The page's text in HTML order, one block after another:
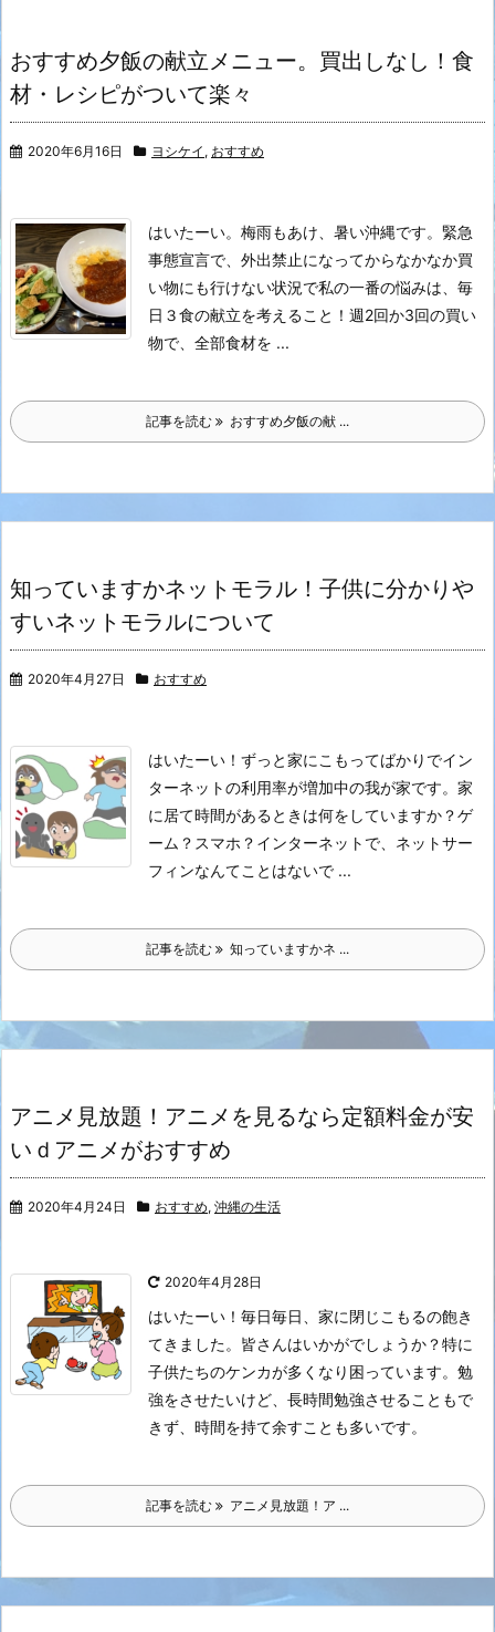
おすすめ夕飯の献立メニュー。買出しなし！食
材・レシピがついて楽々
2020年6月16日 ヨシケイ , おすすめ
はいたーい。 梅雨もあけ、暑い沖縄です。 緊急
事態宣言で、外出禁止になってからなかなか買
い物にも行けない状況で私の一番の悩みは、毎
日３食の献立を考えること！ 週2回か3回の買い
物で、全部食材を ...
記事を読む おすすめ夕飯の献 ...
知っていますかネットモラル！子供に分かりや
すいネットモラルについて
2020年4月27日 おすすめ
はいたーい！ ずっと家にこもってばかりでイン
ターネットの利用率が増加中の我が家です。 家
に居て時間があるときは何をしていますか？ゲ
ーム？スマホ？インターネットで、ネットサー
フィンなんてことはないで ...
記事を読む 知っていますかネ ...
アニメ見放題！アニメを見るなら定額料金が安
いｄアニメがおすすめ
2020年4月24日 おすすめ, 沖縄の生活
2020年4月28日
はいたーい！ 毎日毎日、家に閉じこもるの飽き
てきました。皆さんはいかがでしょうか？特に
子供たちのケンカが多くなり困っています。勉
強をさせたいけど、長時間勉強させることもで
きず、時間を持て余すことも多いです。
記事を読む アニメ見放題！ア ...